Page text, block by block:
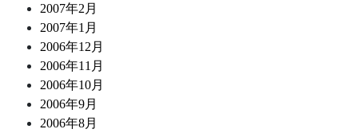
2007年2月
2007年1月
2006年12月
2006年11月
2006年10月
2006年9月
2006年8月